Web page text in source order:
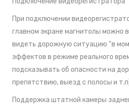
При подключении
главном экране магнитолы можно
видеть дорожную ситуацию “в
эффектов в режиме реального
подсказывать об опасности на
препятствию, выезд с полосы и
Поддержка штатной камеры